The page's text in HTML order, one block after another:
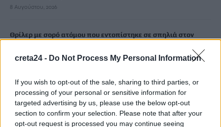
creta24 - Do Not Process My Personal Information
If you wish to opt-out of the sale, sharing to third parties, or
processing of your personal or sensitive information for
targeted advertising by us, please use the below opt-out
section to confirm your selection. Please note that after your
opt-out request is processed you may continue seeing
8 Αυγούστου, 2026
Θρίλερ με σορό ατόμου που εντοπίστηκε σε σπηλιά στον
8 Αυγούστου, 2026
Πότε ανοίγουν τα σχολεία μετά τις καλοκαιρινές διακοπές
8 Αυγούστου, 2026